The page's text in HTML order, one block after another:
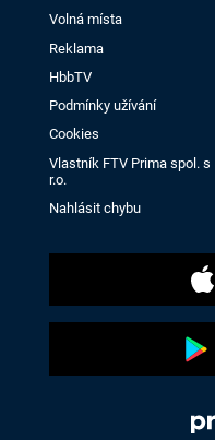
Volná místa
Reklama
HbbTV
Podmínky užívání
Cookies
Vlastník FTV Prima spol. s
r.o.
Nahlásit chybu